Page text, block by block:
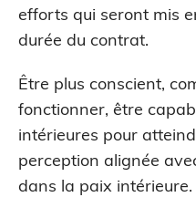
efforts qui seront mis
durée du contrat.
Être plus conscient,
fonctionner, être
intérieures pour
perception alignée
dans la paix intérieure.